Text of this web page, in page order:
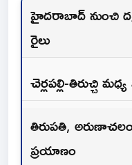
హైదరాబాద్ నుంచి
రైలు
చెర్లపల్లి-తిరుచ్చి
తిరుపతి,
ప్రయాణం